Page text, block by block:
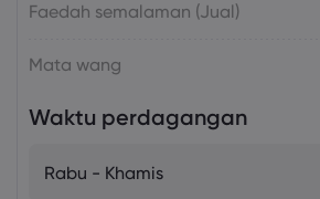
Faedah semalaman (Jual)
Mata wang
Waktu perdagangan
Rabu - Khamis